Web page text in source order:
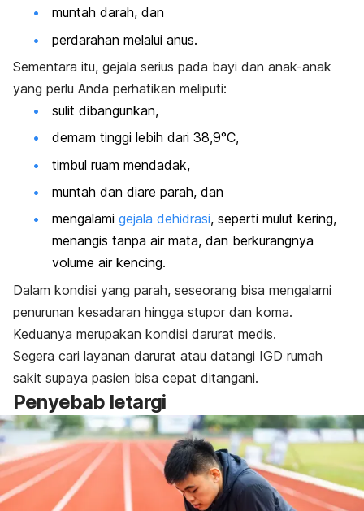
muntah darah, dan
perdarahan melalui anus.
Sementara itu, gejala serius pada bayi dan anak-anak
yang perlu Anda perhatikan meliputi:
sulit dibangunkan,
demam tinggi lebih dari 38,9°C,
timbul ruam mendadak,
muntah dan diare parah, dan
mengalami gejala dehidrasi, seperti mulut kering,
menangis tanpa air mata, dan berkurangnya
volume air kencing.
Dalam kondisi yang parah, seseorang bisa mengalami
penurunan kesadaran hingga stupor dan koma.
Keduanya merupakan kondisi darurat medis.
Segera cari layanan darurat atau datangi IGD rumah
sakit supaya pasien bisa cepat ditangani.
Penyebab letargi